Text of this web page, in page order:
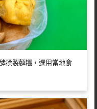
揉製麵糰，選用當地食